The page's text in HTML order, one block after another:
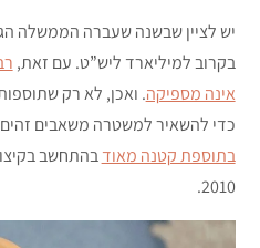
יש לציין שבשנה שעברה הממשלה
בקרוב למיליארד ליש”ט. עם זאת,
אינה מספיקה. ואכן, לא רק
כדי להשאיר למשטרה משאבים
בתוספת קטנה מאודבהתחשב
2010.